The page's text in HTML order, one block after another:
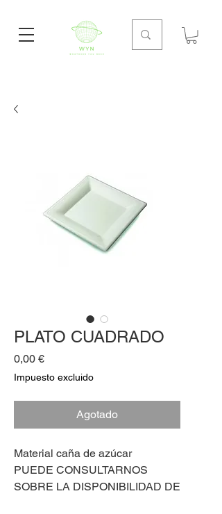
PLATO CUADRADO
0,00 €Precio
Impuesto excluido
Agotado
Material caña de azúcar
PUEDE CONSULTARNOS
SOBRE LA DISPONIBILIDAD DE